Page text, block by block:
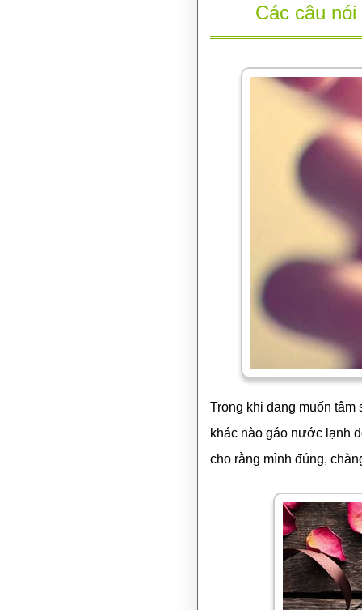
Các câu
Trong khi đang muốn
khác nào gáo nước lạnh
cho rằng mình đúng,